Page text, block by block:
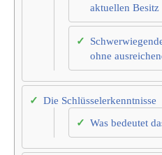
aktuellen Besitz
ohne
Die Schlüsselerkenntnisse
Was bedeutet